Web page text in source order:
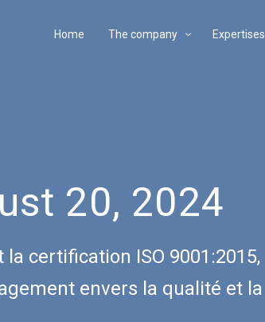
Home The company Expertises
20, 2024
la certification ISO 9001:2015,
envers la qualité et la